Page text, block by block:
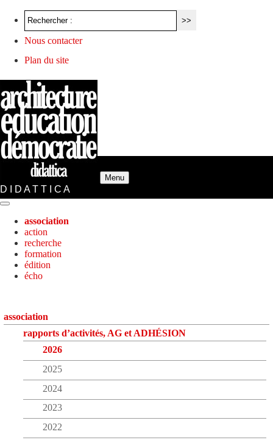
Nous contacter
Plan du site
Menu
D I D A T T I C A
association
action
recherche
formation
édition
écho
association
rapports d’activités, AG et ADHÉSION
2026
2025
2024
2023
2022